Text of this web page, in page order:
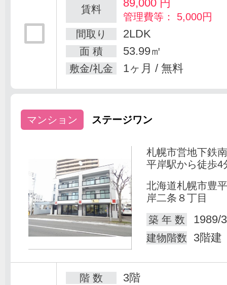
賃料 89,000円
管理費等： 5,000円
間取り
2LDK
面 積 53.99㎡
敷金/礼金 1ヶ月 / 無料
マンション ステージワン
札幌市営地下鉄
平岸駅から徒歩4
北海道札幌市豊
岸二条８丁目
築 年 数
1989/
建物階数 3階建
階 数 3階